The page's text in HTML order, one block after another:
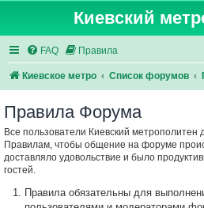
Киевский
FAQ Правила
Киевское метро Список форумов
Правила Форума
Все пользователи Киевский метрополитен
Правилам, чтобы общение на форуме
доставляло удовольствие и было
гостей.
Правила обязательны для